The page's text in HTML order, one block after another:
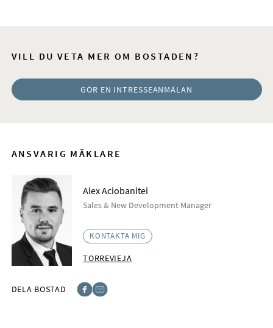
VILL DU VETA MER OM BOSTADEN?
GÖR EN INTRESSEANMÄLAN
ANSVARIG MÄKLARE
Alex Aciobanitei
Sales & New Development Manager
KONTAKTA MIG
TORREVIEJA
DELA BOSTAD